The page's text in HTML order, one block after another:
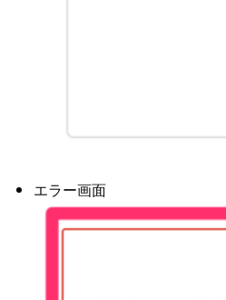
エラー画面